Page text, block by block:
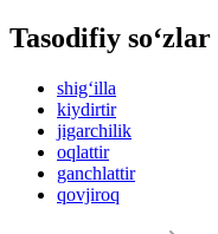
Tasodifiy so‘zlar
shig‘illa
kiydirtir
jigarchilik
oqlattir
ganchlattir
qovjiroq